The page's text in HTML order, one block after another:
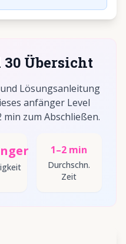
30 Übersicht
Lösungsanleitung
anfänger Level
zum Abschließen.
1–2 min
Durchschn.
Zeit